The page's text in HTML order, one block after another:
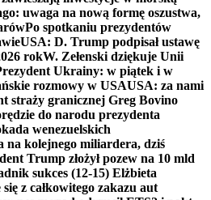
uwaga na nową formę oszustwa,
Po spotkaniu prezydentów
USA: D. Trump podpisał ustawę
rokW. Zełenski dziękuje Unii
Ukrainy: w piątek i w
rozmowy w USAUSA: za nami
straży granicznej Greg Bovino
do narodu prezydenta
wenezuelskich
na kolejnego miliardera, dziś
Trump złożył pozew na 10 mld
sukces (12-15) Elżbieta
z całkowitego zakazu aut